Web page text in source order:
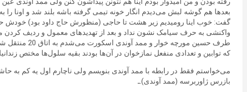
بعدها هم گوشه لبش می‌دیدم انگار خونه تیمی گرفته باشه بلند شد و اونا
گفت: خوب اینا رومیدیم زیر هشت تا حاجی (منظورش حاج داود بود)
طرف حسین مورچه
که توابین و تعدادی منفعل نمازخوان در آن‌ها بودند بقیه سلول‌ها مختص
می‌خواستم فقط در رابطه با ممد آوندی بنویسم ولی ناچارم اول یه کم به
بازرس ژاوربرسه (ممد آوندی).ـ